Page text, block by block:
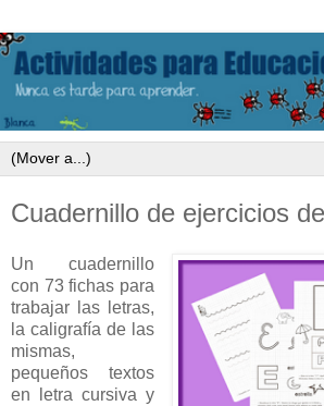
Cuadernillo de ejercicios
Un cuadernillo
con 73 fichas para
trabajar las letras,
la caligrafía de las
mismas,
pequeños textos
en letra cursiva y